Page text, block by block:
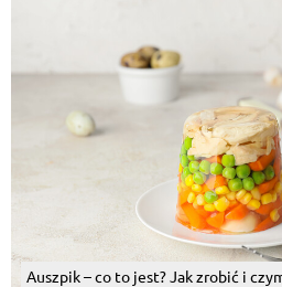
Auszpik – co to jest? Jak zrobić i